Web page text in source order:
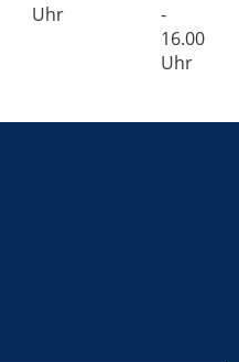
Uhr
-
16.00
Uhr